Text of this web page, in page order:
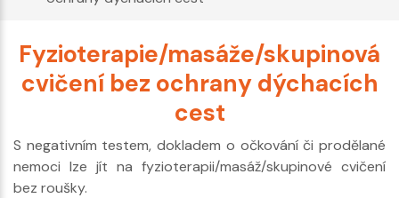
Fyzioterapie/masáže/skupinová
cvičení bez ochrany dýchacích
cest
S negativním testem, dokladem o očkování či prodělané
nemoci lze jít na fyzioterapii/masáž/skupinové cvičení
bez roušky.